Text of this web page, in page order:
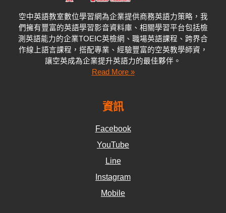
空中英語教室數位學習網為企業提供商務英語力策略，我
們擁有豐富的英語學習影音資料庫、相關學習平台包括檢
測英語能力的企業TOEIC英檢網、職場英語課程、跨界合
作線上語言課程，搭配專業、經驗豐富的空英教學師資，
讓空英成為企業提升英語力的最佳夥伴。
Read More »
資訊
Facebook
YouTube
Line
Instagram
Mobile